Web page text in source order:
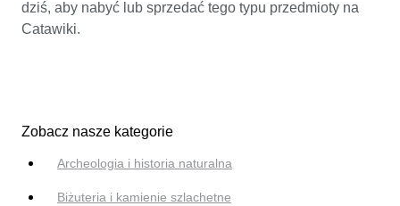
dziś, aby nabyć lub sprzedać tego typu przedmioty na
Catawiki.
Zobacz nasze kategorie
Archeologia i historia naturalna
Biżuteria i kamienie szlachetne